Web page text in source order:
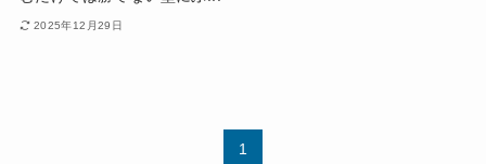
2025年12月29日
1